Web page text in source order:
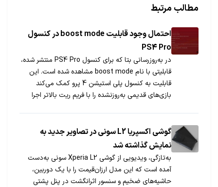
مطالب مرتبط
احتمال وجود قابلیت boost mode در کنسول
PS4 Pro
در به‌روزرسانی بتا که برای کنسول PS4 Pro منتشر شده،
قابلیتی با نام boost mode مشاهده شده است. این
قابلیت به کنسول پلی استیشن 4 پرو کمک می‌کند
بازی‌های قدیمی به‌روزنشده را با فریم ریت بالاتر اجرا
گوشی اکسپریا L2 سونی در تصاویر جدید به
نمایش گذاشته شد
به‌تازگی، ویدیویی از گوشی Xperia L2 سونی به‌دست
آمده است که این مدل ارزان‌قیمت را با یک دوربین،
حاشیه‌های ضخیم و سنسور اثرانگشت در پنل پشتی